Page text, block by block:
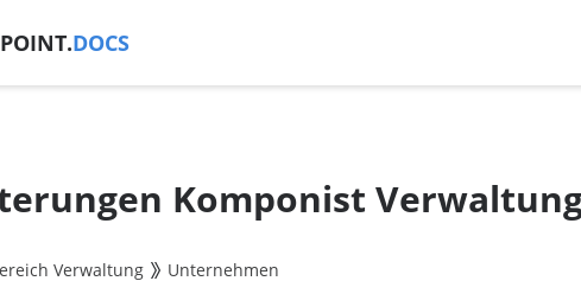
DOCS
Komponist
Verwaltung Unternehmen